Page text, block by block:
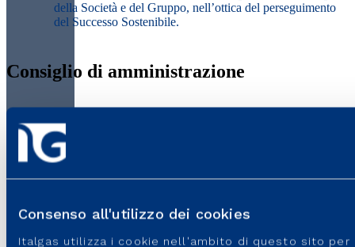
Consenso all'utilizzo dei cookies
Italgas utilizza i cookie nell'ambito di questo sito
della Società e del Gruppo, nell’ottica del perseguimento
del Successo Sostenibile.
Consiglio di amministrazione
Presidente